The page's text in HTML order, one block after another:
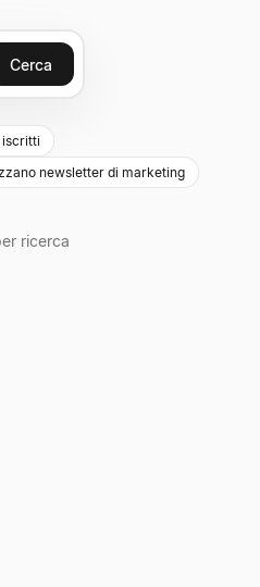
Cerca
iscritti
newsletter di marketing
ricerca